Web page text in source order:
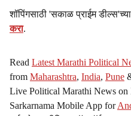
शॉपिंगसाठी 'सकाळ प्राईम
करा.
Read Latest Marathi Political
from Maharashtra, India, Pune
Live Political Marathi News
Sarkarnama Mobile App for